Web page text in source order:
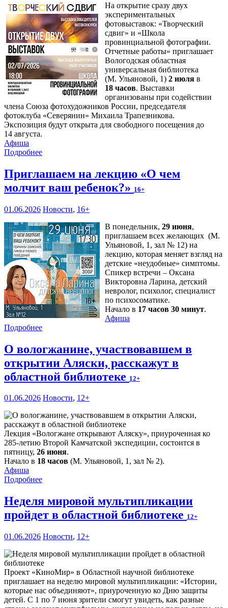
На открытие сразу двух
экспериментальных
фотовыставок: «Творческий
сдвиг» и «Школа
провинциальной фотографии.
Отчетные работы» приглашает
Вологодская областная
универсальная библиотека
(М. Ульяновой, 1) 2 июля в
18 часов. Выставки
организованы при содействии
члена Союза фотохудожников России, председателя
фотоклуба «Северянин» Михаила Трапезникова.
Экспозиция будут открыта для свободного посещения до
14 августа.
Афиша
Подробнее
Приглашаем на лекцию «О чем
молчит ваш ребенок?» 16+
01.06.2026 Новости, 16+
В понедельник, 29 июня,
приглашаем всех желающих (М.
Ульяновой, 1, зал № 12) на
лекцию, которая меняет взгляд на
детские «неудобные» симптомы.
Спикер встречи – Оксана
Викторовна Ларина, детский
невролог, психолог, специалист
по психосоматике.
Начало в 17 часов 30 минут.
Афиша
Подробнее
О вологжанине, участвовавшем в
открытии Аляски, расскажут в
областной библиотеке 12+
01.06.2026 Новости, 12+
Лекция «Вологжане открывают Аляску», приуроченная ко
285-летию Второй Камчатской экспедиции, состоится в
пятницу, 26 июня.
Начало в 18 часов (М. Ульяновой, 1, зал № 2).
Афиша
Подробнее
Неделя мировой мультипликации
пройдет в областной библиотеке 12+
01.06.2026 Новости, 12+
Проект «КиноМир» в Областной научной библиотеке
приглашает на неделю мировой мультипликации: «Истории,
которые нас объединяют», приуроченную ко Дню защиты
детей. С 1 по 7 июня зрители смогут увидеть, как разные